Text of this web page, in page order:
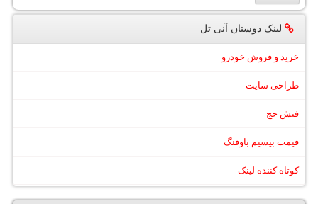
لینک دوستان آنی تل
خرید و فروش خودرو
طراحی سایت
فیش حج
قیمت بیسیم باوفنگ
کوتاه کننده لینک